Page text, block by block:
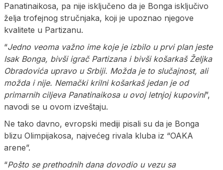
Panatinaikosa, pa nije isključeno da je Bonga isključivo
želja trofejnog stručnjaka, koji je upoznao njegove
kvalitete u Partizanu.
“Jedno veoma važno ime koje je izbilo u prvi plan jeste
Isak Bonga, bivši igrač Partizana i bivši košarkaš Željka
Obradovića upravo u Srbiji. Možda je to slučajnost, ali
možda i nije. Nemački krilni košarkaš jedan je od
primarnih ciljeva Panatinaikosa u ovoj letnjoj kupovini”,
navodi se u ovom izveštaju.
Ne tako davno, evropski mediji pisali su da je Bonga
blizu Olimpijakosa, najvećeg rivala kluba iz “OAKA
arene”.
“Pošto se prethodnih dana dovodio u vezu sa